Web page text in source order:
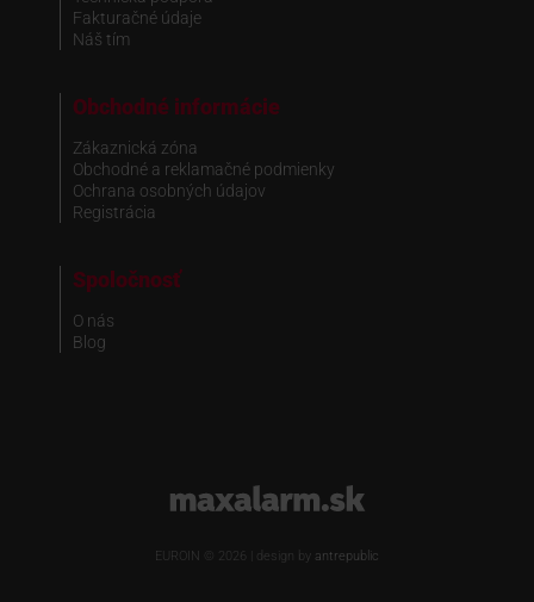
Fakturačné údaje
Náš tím
Obchodné informácie
Zákaznická zóna
Obchodné a reklamačné podmienky
Ochrana osobných údajov
Registrácia
Spoločnosť
O nás
Blog
www.maxalarm.sk
EUROIN © 2026 | design by antrepublic